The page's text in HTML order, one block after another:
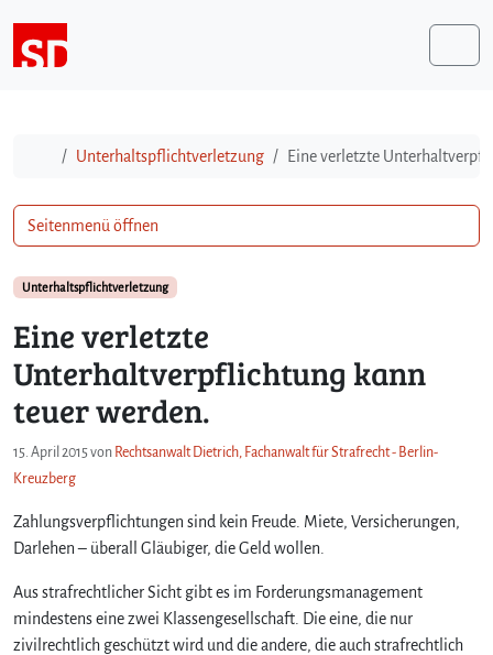
StartUnterhaltspflichtverletzung Eine verletzte
Unterhaltspflichtverletzung
Eine verletzte
Unterhaltverpflichtung kann
teuer werden.
15. April 2015von Rechtsanwalt Dietrich, Fachanwalt für Strafrecht - Berlin-
Kreuzberg
Zahlungsverpflichtungen sind kein Freude. Miete, Versicherungen,
Darlehen – überall Gläubiger, die Geld wollen.
Aus strafrechtlicher Sicht gibt es im Forderungsmanagement
mindestens eine zwei Klassengesellschaft. Die eine, die nur
zivilrechtlich geschützt wird und die andere, die auch strafrechtlich
Seitenmenü öffnen